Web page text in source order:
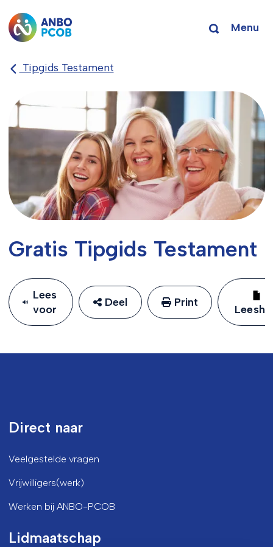
Menu
Tipgids Testament
Gratis Tipgids Testament
Lees
voor
Deel Print
Direct naar
Veelgestelde vragen
Vrijwilligers(werk)
Werken bij ANBO-PCOB
Lidmaatschap